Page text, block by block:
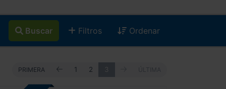
Buscar Filtros Ordenar
PRIMERA PRIMERAANTERIOR
1 2 3